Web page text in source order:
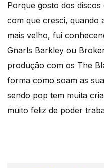
Porque gosto dos discos
com que cresci, quando
mais velho, fui
Gnarls Barkley ou
produção com os The
forma como soam as
sendo pop tem muita
muito feliz de poder